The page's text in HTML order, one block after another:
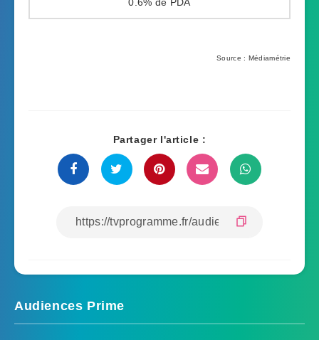
Source : Médiamétrie
Partager l'article :
Audiences Prime